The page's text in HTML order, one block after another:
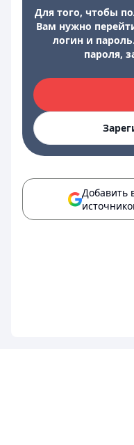
Для того, чтобы
Вам нужно
логин и
пароля,
Добавить